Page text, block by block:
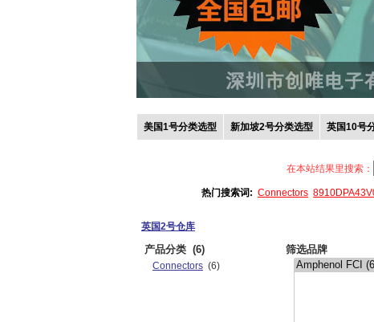
美国1号分类选型 新加坡2号分类选型 英国10号
在本站结果里搜索：
热门搜索词: Connectors
英国2号仓库
产品分类 (6)
Connectors (6)
筛选品牌